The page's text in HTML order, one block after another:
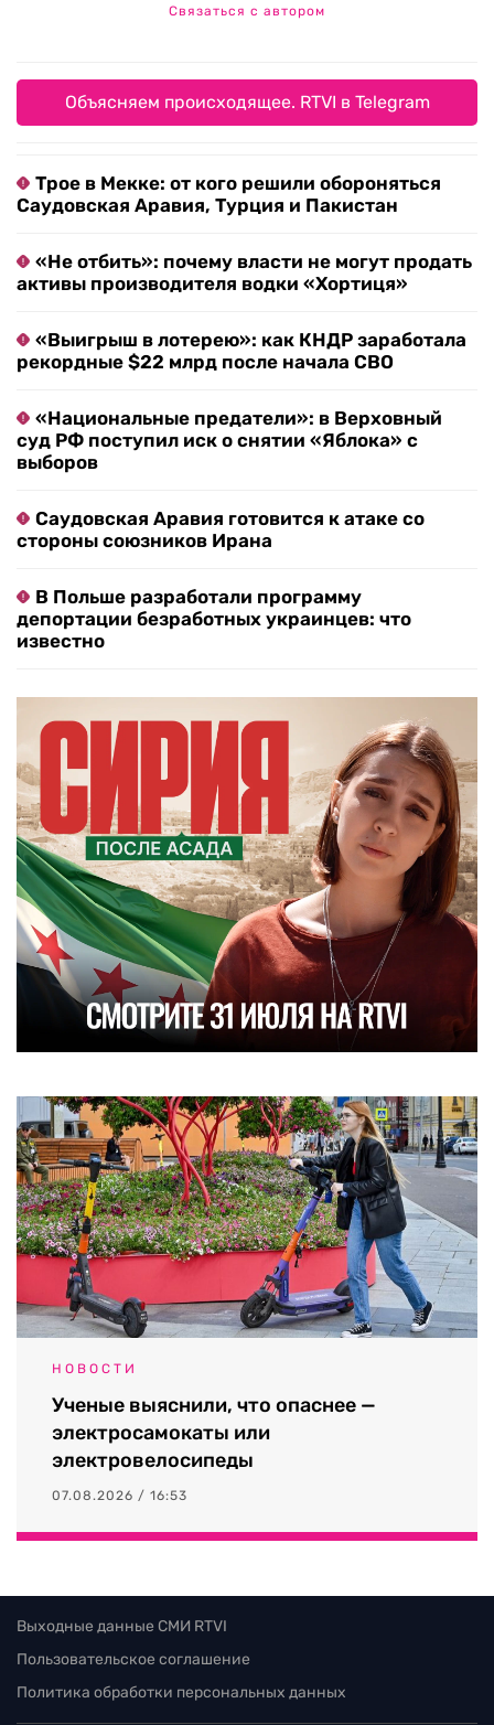
Связаться с автором
Объясняем происходящее. RTVI в Telegram
Трое в Мекке: от кого решили обороняться
Саудовская Аравия, Турция и Пакистан
«Не отбить»: почему власти не могут продать
активы производителя водки «Хортиця»
«Выигрыш в лотерею»: как КНДР заработала
рекордные $22 млрд после начала СВО
«Национальные предатели»: в Верховный
суд РФ поступил иск о снятии «Яблока» с
выборов
Саудовская Аравия готовится к атаке со
стороны союзников Ирана
В Польше разработали программу
депортации безработных украинцев: что
известно
НОВОСТИ
Ученые выяснили, что опаснее —
электросамокаты или
электровелосипеды
07.08.2026 / 16:53
Выходные данные СМИ RTVI
Пользовательское соглашение
Политика обработки персональных данных